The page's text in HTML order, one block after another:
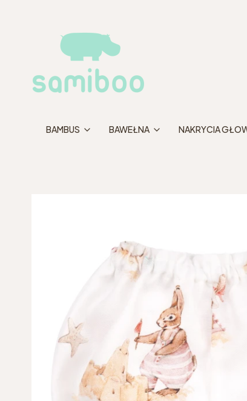
BAMBUS BAWEŁNA NAKRYCIA